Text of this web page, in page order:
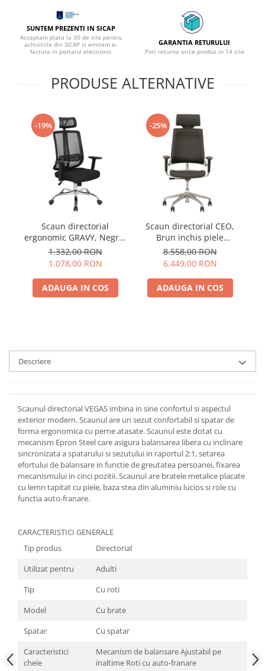
SUNTEM PREZENTI IN SICAP
Acceptam plata la 30 de zile pentru
achizitiile din SICAP si emitem e-
factura in portalul electronic
GARANTIA RETURULUI
Poti returna orice produs in 14 zile
PRODUSE ALTERNATIVE
-19%
Scaun directorial
ergonomic GRAVY, Negru,
Mesh /Textil
1.332,00 RON
1.078,00 RON
ADAUGA IN COS
-25%
Scaun directorial CEO,
Brun inchis piele
naturala
8.558,00 RON
6.449,00 RON
ADAUGA IN COS
Descriere
Scaunul directorial VEGAS imbina in sine confortul si aspectul
exterior modern. Scaunul are un sezut confortabil si spatar de
forma ergonomica cu perne atasate. Scaunul este dotat cu
mecanism Epron Steel care asigura balansarea libera cu inclinare
sincronizata a spatarului si sezutului in raportul 2:1, setarea
efortului de balansare in functie de greutatea persoanei, fixarea
mecanismului in cinci pozitii. Scaunul are bratele metalice placate
cu lemn tapitat cu piele, baza stea din aluminiu lucios si role cu
functia auto-franare.
CARACTERISTICI GENERALE
Tip produs
Directorial
Utilizat pentru
Adulti
Tip
Cu roti
Model
Cu brate
Spatar
Cu spatar
Caracteristici
cheie
Mecanism de balansare Ajustabil pe
inaltime Roti cu auto-franare